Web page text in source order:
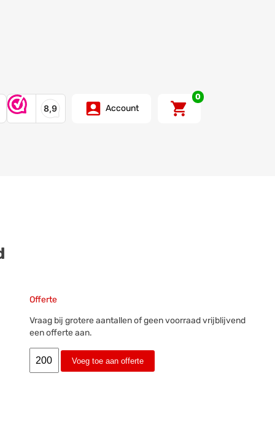
Account
0
Offerte
Vraag bij grotere aantallen of geen voorraad vrijblijvend
een offerte aan.
Voeg toe aan offerte